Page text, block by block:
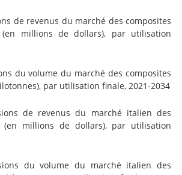
de revenus du marché des composites
millions de dollars), par utilisation
du volume du marché des composites
par utilisation finale, 2021-2034
de revenus du marché italien des
(en millions de dollars), par utilisation
du volume du marché italien des